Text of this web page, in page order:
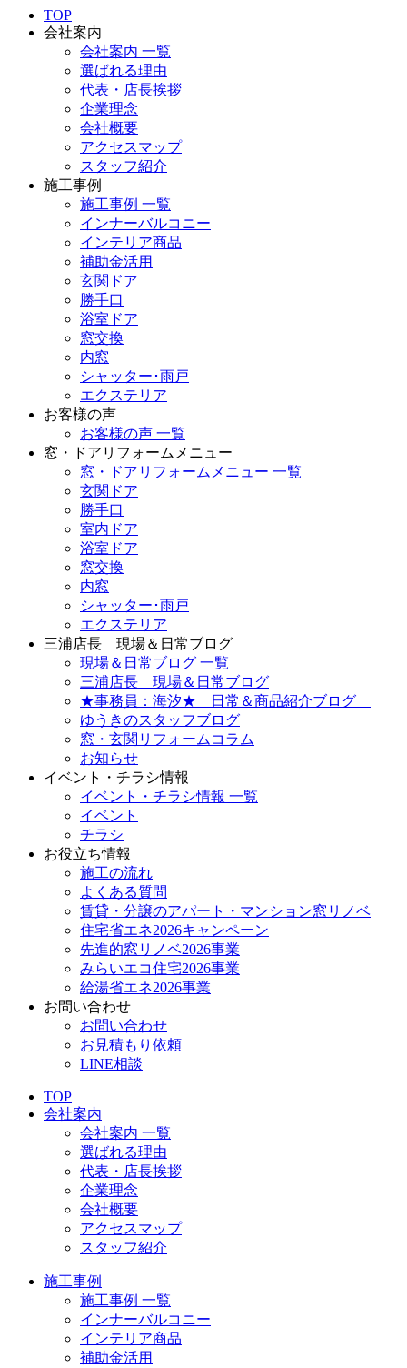
TOP
会社案内
会社案内 一覧
選ばれる理由
代表・店長挨拶
企業理念
会社概要
アクセスマップ
スタッフ紹介
施工事例
施工事例 一覧
インナーバルコニー
インテリア商品
補助金活用
玄関ドア
勝手口
浴室ドア
窓交換
内窓
シャッター･雨戸
エクステリア
お客様の声
お客様の声 一覧
窓・ドアリフォームメニュー
窓・ドアリフォームメニュー 一覧
玄関ドア
勝手口
室内ドア
浴室ドア
窓交換
内窓
シャッター･雨戸
エクステリア
三浦店長 現場＆日常ブログ
現場＆日常ブログ 一覧
三浦店長 現場＆日常ブログ
★事務員：海汐★ 日常＆商品紹介ブログ
ゆうきのスタッフブログ
窓・玄関リフォームコラム
お知らせ
イベント・チラシ情報
イベント・チラシ情報 一覧
イベント
チラシ
お役立ち情報
施工の流れ
よくある質問
賃貸・分譲のアパート・マンション窓リノベ
住宅省エネ2026キャンペーン
先進的窓リノベ2026事業
みらいエコ住宅2026事業
給湯省エネ2026事業
お問い合わせ
お問い合わせ
お見積もり依頼
LINE相談
TOP
会社案内
会社案内 一覧
選ばれる理由
代表・店長挨拶
企業理念
会社概要
アクセスマップ
スタッフ紹介
施工事例
施工事例 一覧
インナーバルコニー
インテリア商品
補助金活用